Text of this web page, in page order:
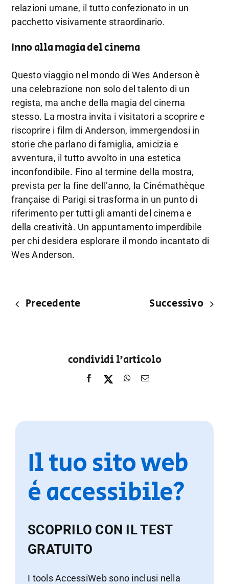
relazioni umane, il tutto confezionato in un
pacchetto visivamente straordinario.
Inno alla magia del cinema
Questo viaggio nel mondo di Wes Anderson è
una celebrazione non solo del talento di un
regista, ma anche della magia del cinema
stesso. La mostra invita i visitatori a scoprire e
riscoprire i film di Anderson, immergendosi in
storie che parlano di famiglia, amicizia e
avventura, il tutto avvolto in una estetica
inconfondibile. Fino al termine della mostra,
prevista per la fine dell’anno, la Cinémathèque
française di Parigi si trasforma in un punto di
riferimento per tutti gli amanti del cinema e
della creatività. Un appuntamento imperdibile
per chi desidera esplorare il mondo incantato di
Wes Anderson.
Precedente Successivo
condividi l'articolo
Il tuo sito web
è accessibile?
SCOPRILO CON IL TEST
GRATUITO
I tools AccessiWeb sono inclusi nella